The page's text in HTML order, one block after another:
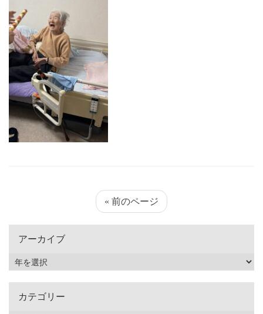
« 前のページ
アーカイブ
カテゴリー